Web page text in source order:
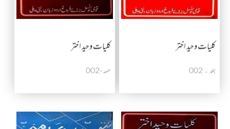
کلیات وحید اختر
جلد ۔ 002
کلیات وحید اختر
حصہ-002